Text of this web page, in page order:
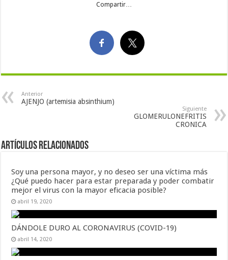
Compartir…
Anterior
AJENJO (artemisia absinthium)
Siguiente
GLOMERULONEFRITIS
CRONICA
Artículos Relacionados
Soy una persona mayor, y no deseo ser una víctima más
¿Qué puedo hacer para estar preparada y poder combatir
mejor el virus con la mayor eficacia posible?
abril 19, 2020
DÁNDOLE DURO AL CORONAVIRUS (COVID-19)
abril 14, 2020